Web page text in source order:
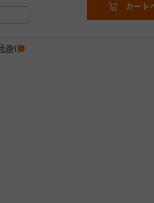
PI）
カート
る